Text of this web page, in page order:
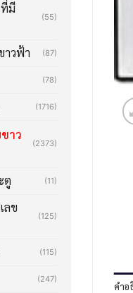
มี
(55)
าวฟ้า (87)
(78)
(1716)
าว
(2373)
ตู (11)
ลข
(125)
(115)
(247)
คำอ